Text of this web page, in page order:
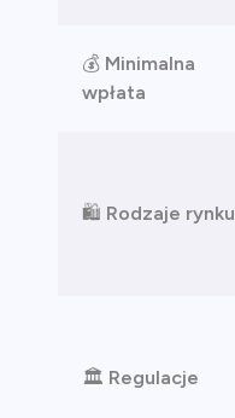
💰 Minimalna
wpłata
🛍️ Rodzaje rynku
🏛️ Regulacje